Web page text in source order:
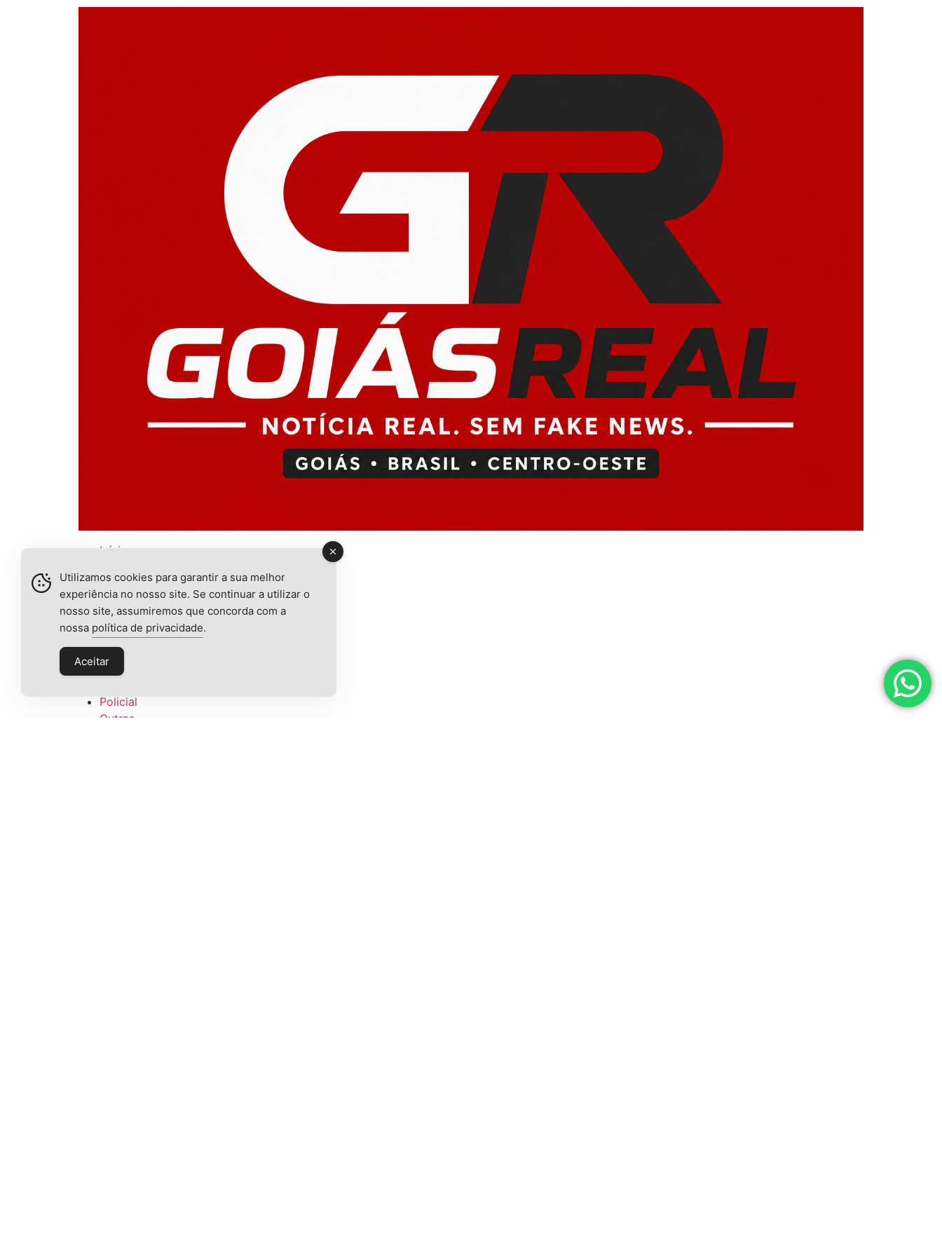
Início
Economia
Educação
Esporte
Mercado
Mundo
Política
Policial
Outras
Utilizamos cookies para garantir a sua melhor
experiência no nosso site. Se continuar a utilizar o
nosso site, assumiremos que concorda com a
nossa política de privacidade.
Aceitar